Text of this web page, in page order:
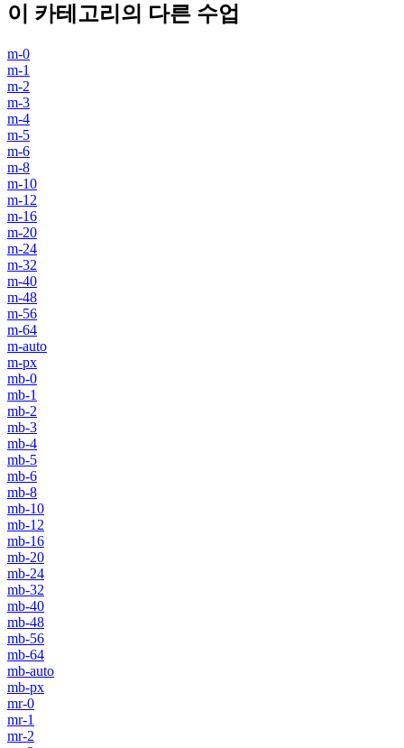
이 카테고리의 다른 수업
m-0
m-1
m-2
m-3
m-4
m-5
m-6
m-8
m-10
m-12
m-16
m-20
m-24
m-32
m-40
m-48
m-56
m-64
m-auto
m-px
mb-0
mb-1
mb-2
mb-3
mb-4
mb-5
mb-6
mb-8
mb-10
mb-12
mb-16
mb-20
mb-24
mb-32
mb-40
mb-48
mb-56
mb-64
mb-auto
mb-px
mr-0
mr-1
mr-2